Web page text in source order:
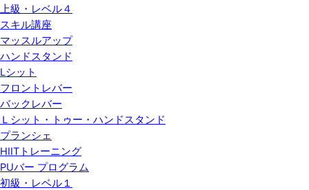
上級・レベル４
スキル講座
マッスルアップ
ハンドスタンド
Lシット
フロントレバー
バックレバー
Ｌシット・トゥー・ハンドスタンド
プランシェ
HIITトレーニング
PUバー プログラム
初級・レベル１